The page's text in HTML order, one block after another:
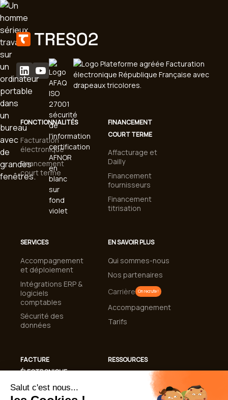
FONCTIONNALITÉS
Facturation
électronique
Financement
court terme
SERVICES
Accompagnement
et déploiement
Intégrations ERP &
logiciels
comptables
Sécurité des
données
FACTURE
ÉLECTRONIQUE
Conformité
FINANCEMENT
COURT TERME
Affacturage et
Dailly
Financement
fournisseurs
Financement
titrisation
EN SAVOIR PLUS
Qui sommes-nous
Nos partenaires
Carrière On recrute !
Accompagnement
Tarifs
RESSOURCES